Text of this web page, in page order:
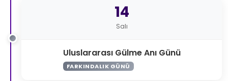
14
Salı
Uluslararası Gülme Anı Günü
FARKINDALIK GÜNÜ